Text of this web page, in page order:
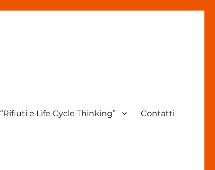
“Rifiuti e Life Cycle Thinking” Contatti